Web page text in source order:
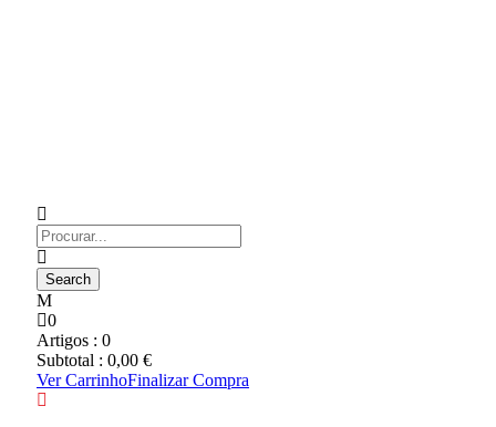
0
Artigos : 0
Subtotal : 0,00 €
Ver CarrinhoFinalizar Compra